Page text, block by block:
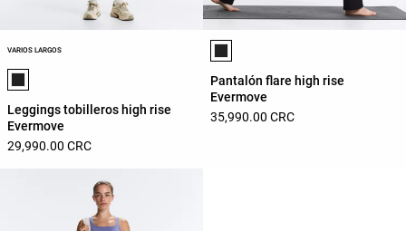
VARIOS LARGOS
Lista de colores del producto
Leggings tobilleros high rise
Evermove
29,990.00 CRC
Lista de colores del producto
Pantalón flare high rise
Evermove
35,990.00 CRC